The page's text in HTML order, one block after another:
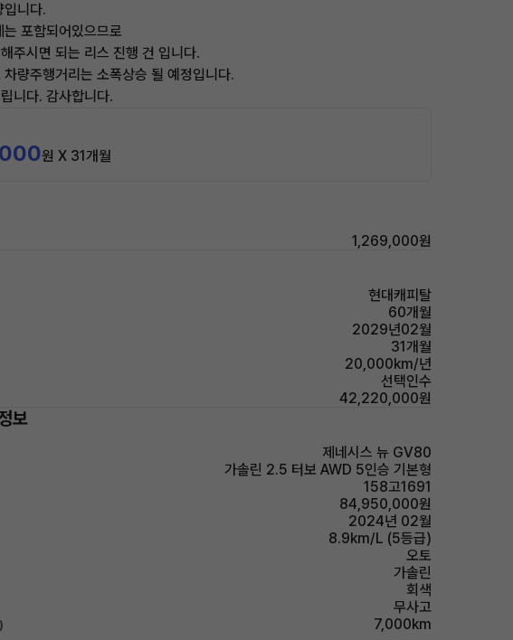
입니다.
포함되어있으므로
주시면 되는 리스 진행 건 입니다.
량주행거리는 소폭상승 될 예정입니다.
니다. 감사합니다.
원 X 31개월
1,269,000원
현대캐피탈
60개월
2029년02월
31개월
20,000km/년
선택인수
42,220,000원
보
제네시스 뉴 GV80
가솔린 2.5 터보 AWD 5인승 기본형
158고1691
84,950,000원
2024년 02월
8.9km/L (5등급)
오토
가솔린
회색
무사고
7,000km